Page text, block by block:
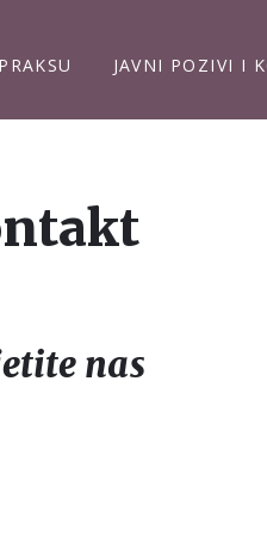
JAVNI POZIVI I
nas